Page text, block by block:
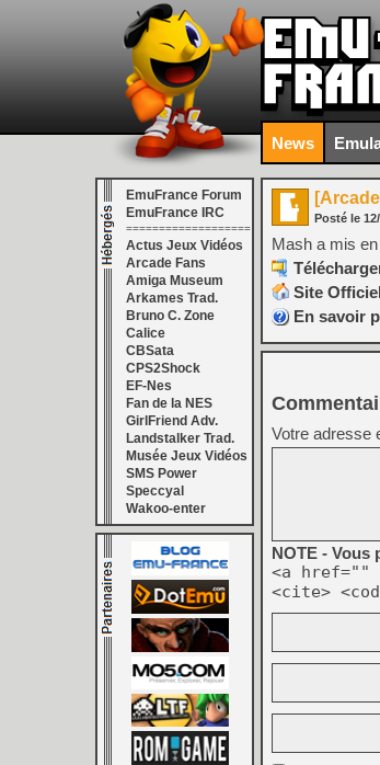
News
EmuFrance Forum
EmuFrance IRC
===================
Actus Jeux Vidéos
Arcade Fans
Amiga Museum
Arkames Trad.
Bruno C. Zone
Calice
CBSata
CPS2Shock
EF-Nes
Fan de la NES
GirlFriend Adv.
Landstalker Trad.
Musée Jeux Vidéos
SMS Power
Speccyal
Wakoo-enter
Posté le
Mash a mis
Site Officiel
En savoir
Votre adresse
NOTE - Vous
<a href=""
<cite>